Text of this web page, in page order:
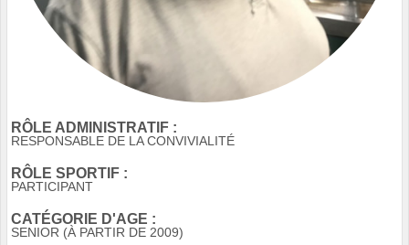
RÔLE ADMINISTRATIF :
RESPONSABLE DE LA CONVIVIALITÉ
RÔLE SPORTIF :
PARTICIPANT
CATÉGORIE D'AGE :
SENIOR (À PARTIR DE 2009)